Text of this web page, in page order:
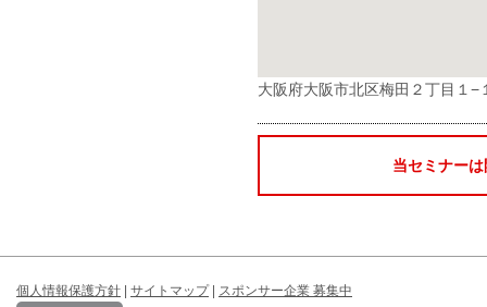
大阪府大阪市北区梅田２丁目１−
当セミナー
個人情報保護方針 | サイトマップ | スポンサー企業 募集中